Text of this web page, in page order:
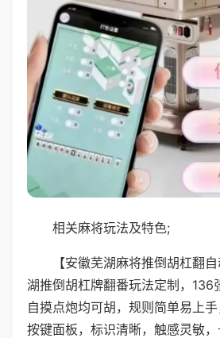
相关麻将玩法及特色;
【安徽芜湖麻将推倒胡杠翻
湖推倒胡杠牌翻番玩法定制，136
自摸点炮均可胡，规则简单易上
按键面板，标识清晰，触感灵敏